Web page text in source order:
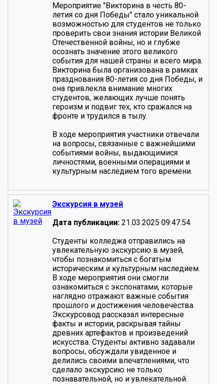
Мероприятие "Викторина в честь 80-
летия со дня Победы" стало уникальной
возможностью для студентов не только
проверить свои знания истории Великой
Отечественной войны, но и глубже
осознать значение этого великого
события для нашей страны и всего мира.
Викторина была организована в рамках
празднования 80-летия со дня Победы, и
она привлекла внимание многих
студентов, желающих лучше понять
героизм и подвиг тех, кто сражался на
фронте и трудился в тылу.
В ходе мероприятия участники отвечали
на вопросы, связанные с важнейшими
событиями войны, выдающимися
личностями, военными операциями и
культурным наследием того времени.
Экскурсия в музей
Дата публикации: 21.03.2025 09:47:54
Студенты колледжа отправились на
увлекательную экскурсию в музей,
чтобы познакомиться с богатым
историческим и культурным наследием.
В ходе мероприятия они смогли
ознакомиться с экспонатами, которые
наглядно отражают важные события
прошлого и достижения человечества.
Экскурсовод рассказал интересные
факты и истории, раскрывая тайны
древних артефактов и произведений
искусства. Студенты активно задавали
вопросы, обсуждали увиденное и
делились своими впечатлениями, что
сделало экскурсию не только
познавательной, но и увлекательной.